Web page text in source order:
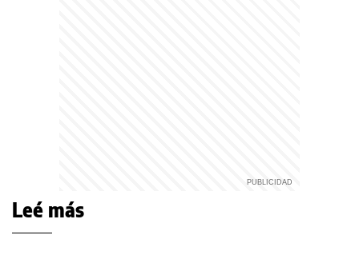
Leé más